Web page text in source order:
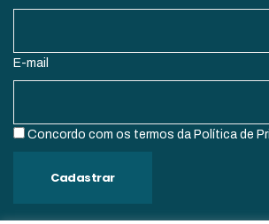
E-mail
Concordo com os termos da Política de
Cadastrar